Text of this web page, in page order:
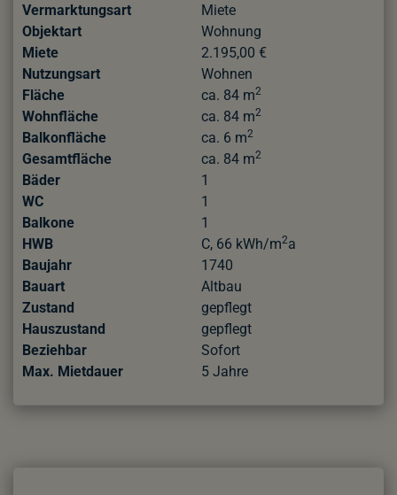
Vermarktungsart
Miete
Objektart
Wohnung
Miete
2.195,00 €
Nutzungsart
Wohnen
Fläche
ca. 84 m2
Wohnfläche ca. 84 m2
Balkonfläche ca. 6 m2
Gesamtfläche ca. 84 m2
Bäder
1
WC
1
Balkone
1
HWB
C, 66 kWh/m2a
Baujahr
1740
Bauart
Altbau
Zustand
gepflegt
Hauszustand
gepflegt
Beziehbar
Sofort
Max. Mietdauer
5 Jahre